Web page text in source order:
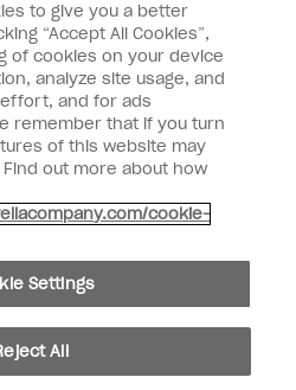
さい
LLC, 無断複写・転載を禁じます。
to give you a better
“Accept All Cookies”,
of cookies on your device
analyze site usage, and
and for ads
remember that if you turn
of this website may
out more about how
cookie-
Settings
All